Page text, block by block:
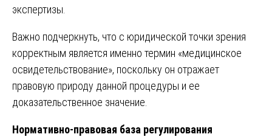
экспертизы.
Важно подчеркнуть, что с юридической точки зрения
корректным является именно термин «медицинское
освидетельствование», поскольку он отражает
правовую природу данной процедуры и ее
доказательственное значение.
Нормативно-правовая база регулирования